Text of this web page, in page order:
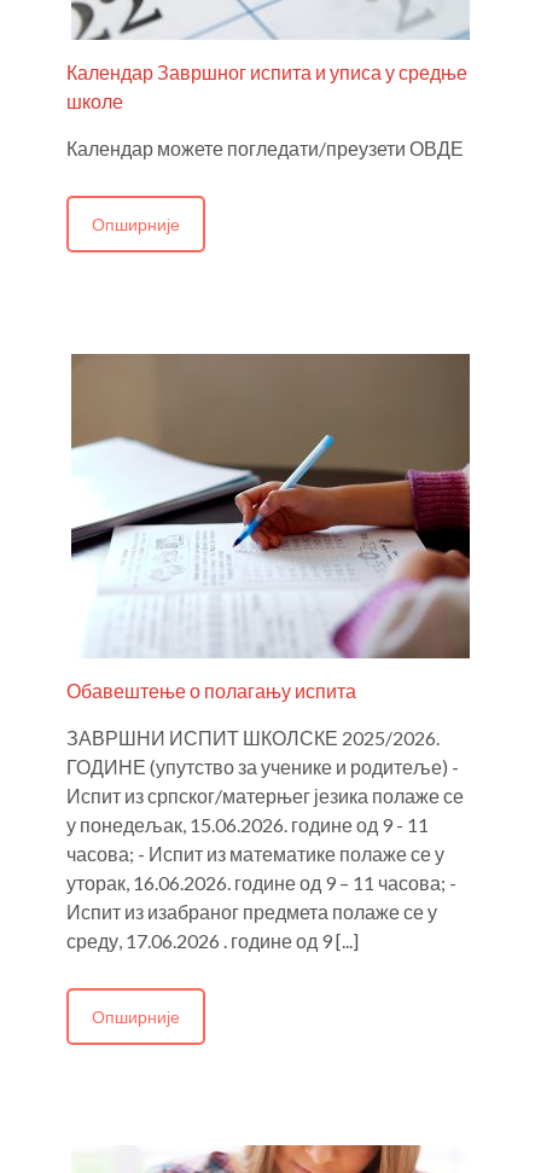
Календар Завршног испита и уписа у средње
школе
Календар можете погледати/преузети ОВДЕ
Опширније
Обавештење о полагању испита
ЗАВРШНИ ИСПИТ ШКОЛСКЕ 2025/2026.
ГОДИНЕ (упутство за ученике и родитеље) -
Испит из српског/матерњег језика полаже се
у понедељак, 15.06.2026. године од 9 - 11
часова; - Испит из математике полаже се у
уторак, 16.06.2026. године од 9 – 11 часова; -
Испит из изабраног предмета полаже се у
среду, 17.06.2026 . године од 9 [...]
Опширније